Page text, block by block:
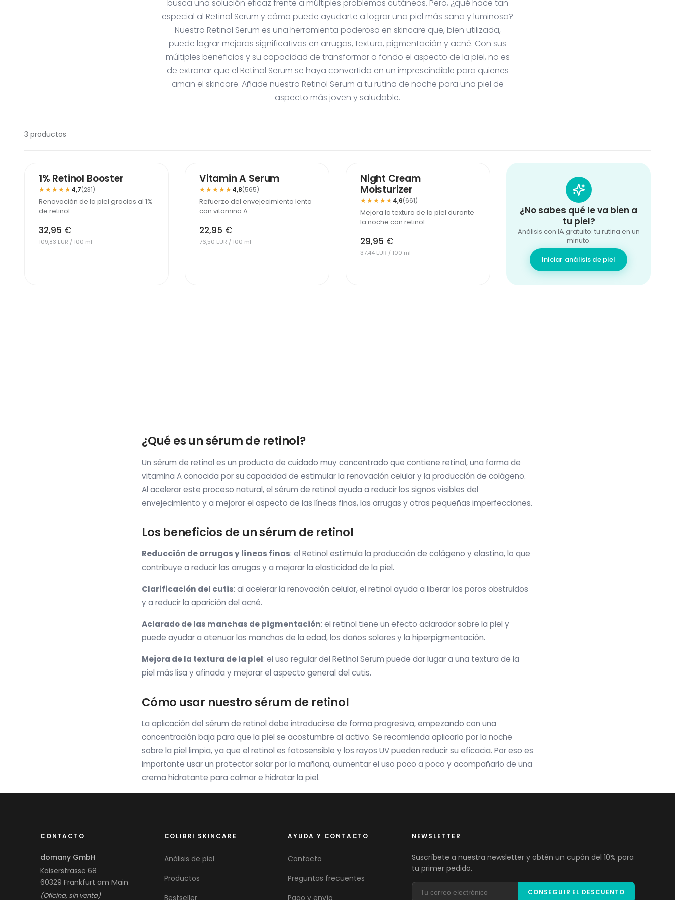
busca una solución eficaz frente a múltiples problemas cutáneos. Pero, ¿qué hace tan
especial al Retinol Serum y cómo puede ayudarte a lograr una piel más sana y luminosa?
Nuestro Retinol Serum es una herramienta poderosa en skincare que, bien utilizada,
puede lograr mejoras significativas en arrugas, textura, pigmentación y acné. Con sus
múltiples beneficios y su capacidad de transformar a fondo el aspecto de la piel, no es
de extrañar que el Retinol Serum se haya convertido en un imprescindible para quienes
aman el skincare. Añade nuestro Retinol Serum a tu rutina de noche para una piel de
aspecto más joven y saludable.
3 productos
MÁS VENDIDO
1% Retinol Booster
★★★★★
★★★★★ 4,7(231)
Renovación de la piel gracias al 1%
de retinol
32,95 €
109,83 EUR / 100 ml
Vitamin A Serum
★★★★★
★★★★★ 4,8(565)
Refuerzo del envejecimiento lento
con vitamina A
22,95 €
76,50 EUR / 100 ml
MÁS VENDIDO
Night Cream
Moisturizer
★★★★★
★★★★★ 4,6(661)
Mejora la textura de la piel durante
la noche con retinol
29,95 €
37,44 EUR / 100 ml
¿No sabes qué le va bien a
tu piel?
Análisis con IA gratuito: tu rutina en un
minuto.
Iniciar análisis de piel
¿Qué es un sérum de retinol?
Un sérum de retinol es un producto de cuidado muy concentrado que contiene retinol, una forma de
vitamina A conocida por su capacidad de estimular la renovación celular y la producción de colágeno.
Al acelerar este proceso natural, el sérum de retinol ayuda a reducir los signos visibles del
envejecimiento y a mejorar el aspecto de las líneas finas, las arrugas y otras pequeñas imperfecciones.
Los beneficios de un sérum de retinol
Reducción de arrugas y líneas finas: el Retinol estimula la producción de colágeno y elastina, lo que
contribuye a reducir las arrugas y a mejorar la elasticidad de la piel.
Clarificación del cutis: al acelerar la renovación celular, el retinol ayuda a liberar los poros obstruidos
y a reducir la aparición del acné.
Aclarado de las manchas de pigmentación: el retinol tiene un efecto aclarador sobre la piel y
puede ayudar a atenuar las manchas de la edad, los daños solares y la hiperpigmentación.
Mejora de la textura de la piel: el uso regular del Retinol Serum puede dar lugar a una textura de la
piel más lisa y afinada y mejorar el aspecto general del cutis.
Cómo usar nuestro sérum de retinol
La aplicación del sérum de retinol debe introducirse de forma progresiva, empezando con una
concentración baja para que la piel se acostumbre al activo. Se recomienda aplicarlo por la noche
sobre la piel limpia, ya que el retinol es fotosensible y los rayos UV pueden reducir su eficacia. Por eso es
importante usar un protector solar por la mañana, aumentar el uso poco a poco y acompañarlo de una
crema hidratante para calmar e hidratar la piel.
CONTACTO
domany GmbH
Kaiserstrasse 68
60329 Frankfurt am Main
(Oficina, sin venta)
COLIBRI SKINCARE
Análisis de piel
Productos
Bestseller
AYUDA Y CONTACTO
Contacto
Preguntas frecuentes
Pago y envío
NEWSLETTER
Suscríbete a nuestra newsletter y obtén un cupón del 10% para
tu primer pedido.
CONSEGUIR EL DESCUENTO